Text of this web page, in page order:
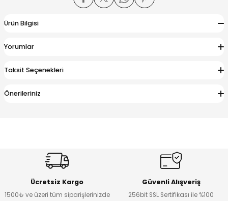
Ürün Bilgisi
Yorumlar
Taksit Seçenekleri
Önerileriniz
Ücretsiz Kargo
1500₺ ve üzeri tüm siparişlerinizde
Güvenli Alışveriş
256bit SSL Sertifikası ile %100